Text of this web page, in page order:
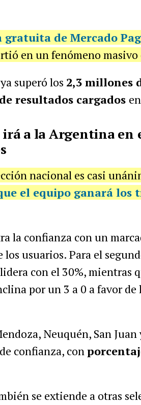
gratuita de Mercado
en un fenómeno
superó los 2,3 millones
resultados cargados
irá a la Argentina en
nacional es casi
el equipo ganará los
la confianza con un
los usuarios. Para el
con el 30%, mientras
por un 3 a 0 a favor de
Neuquén, San Juan
confianza, con
se extiende a otras